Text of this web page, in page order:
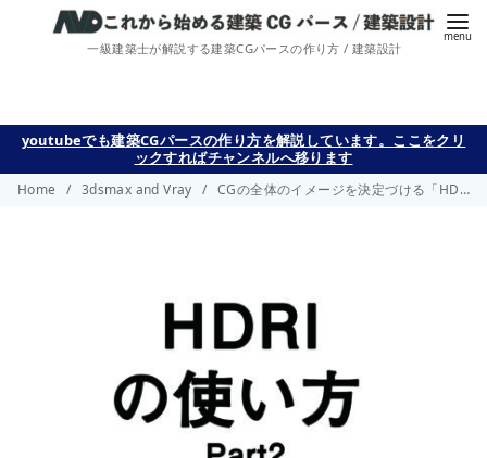
一級建築士が解説する建築CGパースの作り方 / 建築設計
youtubeでも建築CGパースの作り方を解説しています。ここをクリ
ックすればチャンネルへ移ります
Home 3dsmax and Vray CGの全体のイメージを決定づける「HDRI」とは- part 2 –